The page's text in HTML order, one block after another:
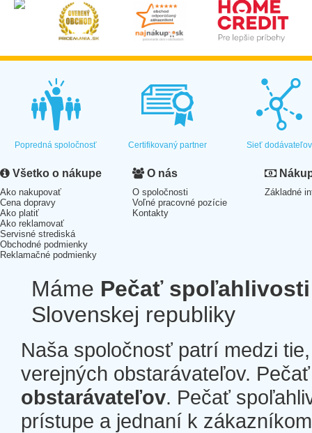
Popredná spoločnosť Certifikovaný partner Sieť dodávateľov
Všetko o nákupe
Ako nakupovať
Cena dopravy
Ako platiť
Ako reklamovať
Servisné strediská
Obchodné podmienky
Reklamačné podmienky
O nás
O spoločnosti
Voľné pracovné pozície
Kontakty
Základné
Máme Pečať spoľahlivosti
Slovenskej republiky
Naša spoločnosť patrí medzi
verejných obstarávateľov.
obstarávateľov. Pečať
prístupe a jednaní k